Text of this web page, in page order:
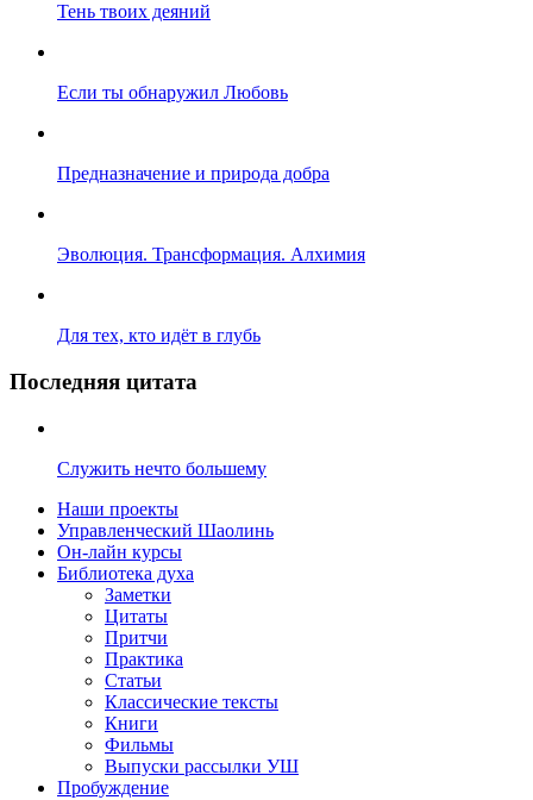
Тень твоих деяний
Если ты обнаружил Любовь
Предназначение и природа добра
Эволюция. Трансформация. Алхимия
Для тех, кто идёт в глубь
Последняя цитата
Служить нечто большему
Наши проекты
Управленческий Шаолинь
Он-лайн курсы
Библиотека духа
Заметки
Цитаты
Притчи
Практика
Статьи
Классические тексты
Книги
Фильмы
Выпуски рассылки УШ
Пробуждение